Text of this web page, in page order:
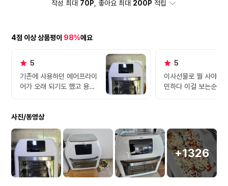
작성 최대 70P, 좋아요 최대 200P 적립
4점 이상 상품평이 98%에요
5
기존에 사용하던 에어프라이
어가 오래 되기도 했고 용량
는 아이닉으로 선택했습니
다. 내부 공간도 넉넉하고 조
리 기구도 다양하게 주는 점
이 제일 좋았어요. 작동 중
소음도 적은 편이라 사용성
도 너무 쾌적합니다
5
이사선물로 뭘 사야되
민하다 이걸 보는순간
저도 하나 사버렸어요
피자 통돌이 등 기능이
서 사용하기는 아주 좋
다~ 적극 추천해요
사진/동영상
+1326